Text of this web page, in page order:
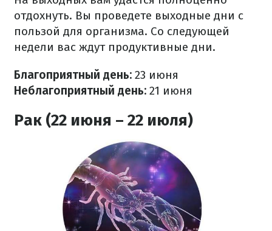
отдохнуть. Вы проведете выходные дни с
пользой для организма. Со следующей
недели вас ждут продуктивные дни.
Благоприятный день: 23 июня
Неблагоприятный день: 21 июня
Рак (22 июня – 22 июля)